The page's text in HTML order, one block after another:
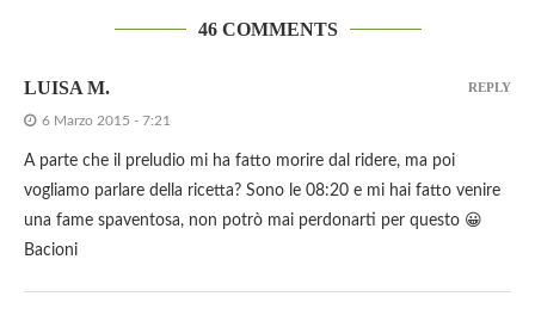
46 COMMENTS
LUISA M.
6 Marzo 2015 - 7:21
A parte che il preludio mi ha fatto morire dal ridere, ma poi
vogliamo parlare della ricetta? Sono le 08:20 e mi hai fatto venire
una fame spaventosa, non potrò mai perdonarti per questo 😀
Bacioni
REPLY